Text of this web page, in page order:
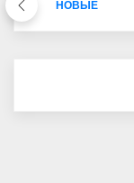
НОВЫЕ